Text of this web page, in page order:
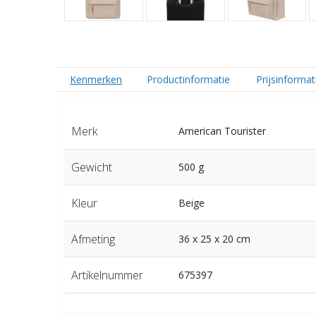
Kenmerken Productinformatie
Merk American Tourister
Gewicht 500 g
Kleur Beige
Afmeting 36 x 25 x 20 cm
Artikelnummer 675397